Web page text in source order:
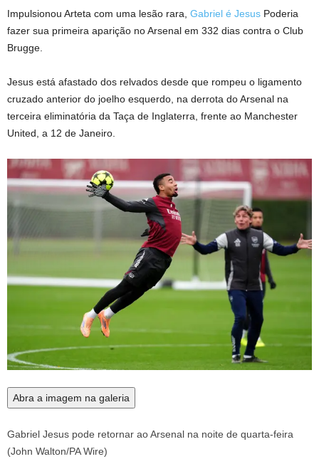
Impulsionou Arteta com uma lesão rara, Gabriel é Jesus Poderia
fazer sua primeira aparição no Arsenal em 332 dias contra o Club
Brugge.
Jesus está afastado dos relvados desde que rompeu o ligamento
cruzado anterior do joelho esquerdo, na derrota do Arsenal na
terceira eliminatória da Taça de Inglaterra, frente ao Manchester
United, a 12 de Janeiro.
Abra a imagem na galeria
Gabriel Jesus pode retornar ao Arsenal na noite de quarta-feira
(John Walton/PA Wire)